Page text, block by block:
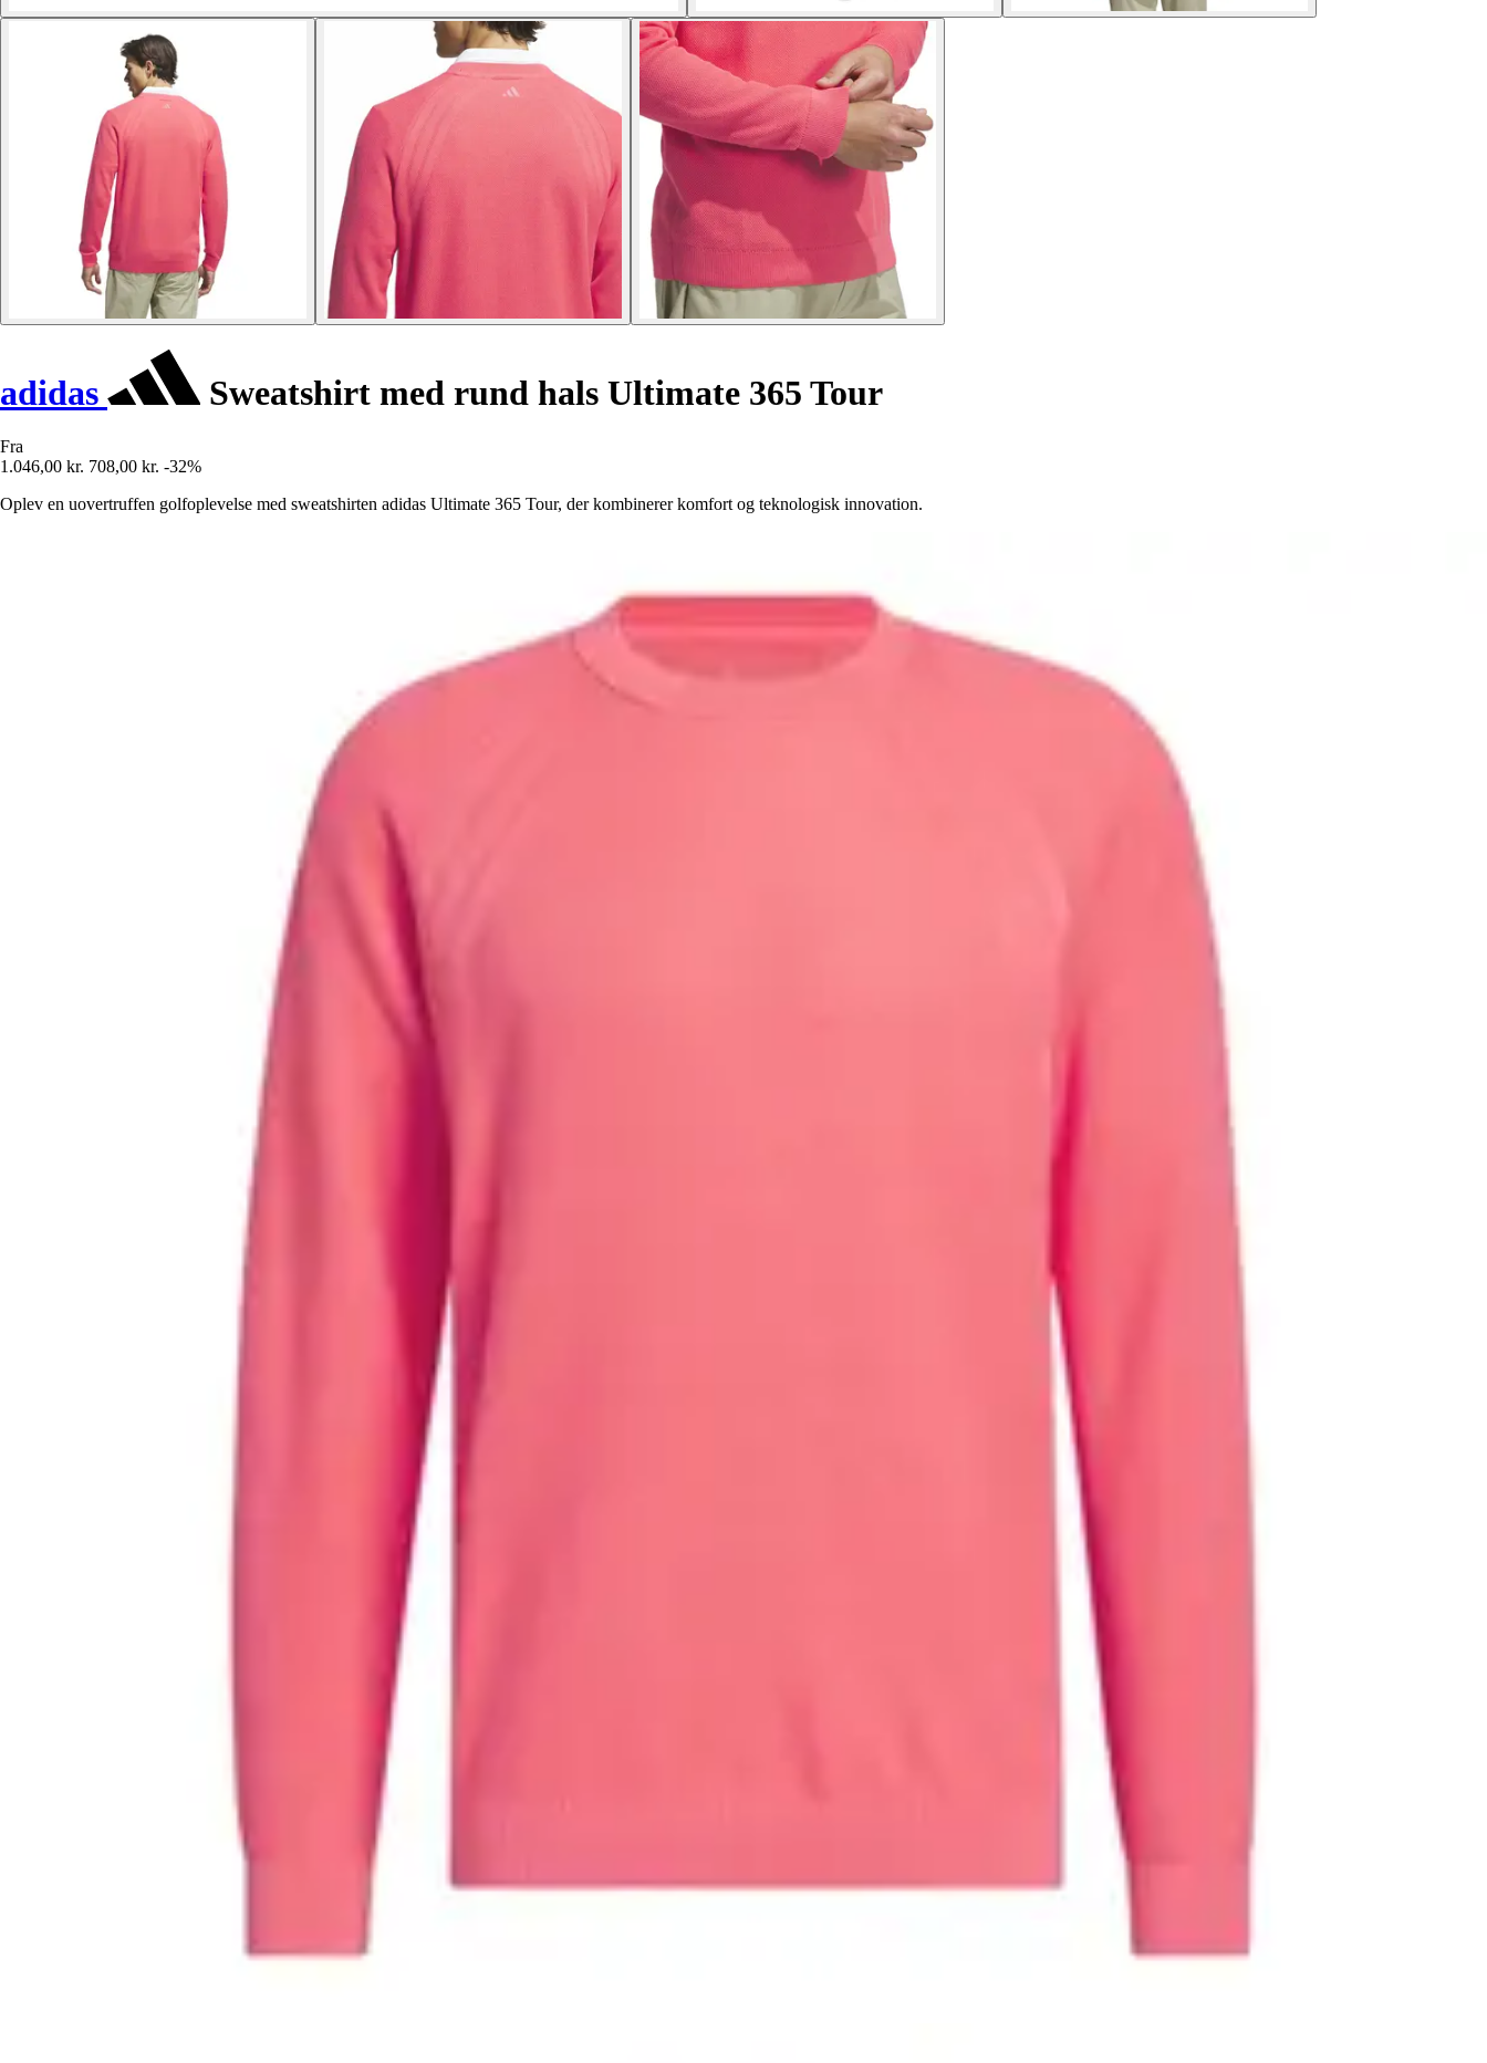
adidas Sweatshirt med rund hals Ultimate 365 Tour
Fra
1.046,00 kr. 708,00 kr. -32%
Oplev en uovertruffen golfoplevelse med sweatshirten adidas Ultimate 365 Tour, der kombinerer komfort og teknologisk innovation.